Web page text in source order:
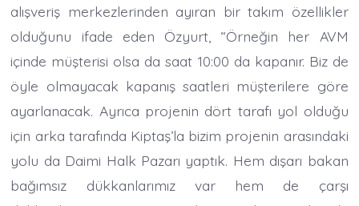
alışveriş merkezlerinden ayıran bir takım özellikler
olduğunu ifade eden Özyurt, “Örneğin her AVM
içinde müşterisi olsa da saat 10:00 da kapanır. Biz de
öyle olmayacak kapanış saatleri müşterilere göre
ayarlanacak. Ayrıca projenin dört tarafı yol olduğu
için arka tarafında Kiptaş’la bizim projenin arasındaki
yolu da Daimi Halk Pazarı yaptık. Hem dışarı bakan
bağımsız dükkanlarımız var hem de çarşı